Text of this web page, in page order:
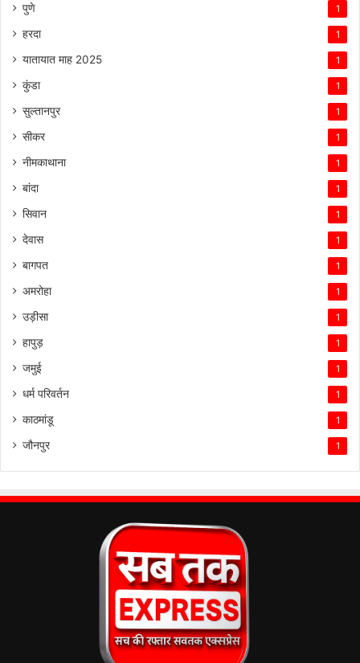
पुणे 1
हरदा 1
यातायात माह 2025 1
कुंडा 1
सुल्तानपुर 1
सीकर 1
नीमकाथाना 1
बांदा 1
सिवान 1
देवास 1
बागपत 1
अमरोहा 1
उड़ीसा 1
हापुड़ 1
जमुई 1
धर्म परिवर्तन 1
काठमांडू 1
जौनपुर 1